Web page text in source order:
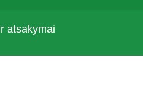
atsakymai